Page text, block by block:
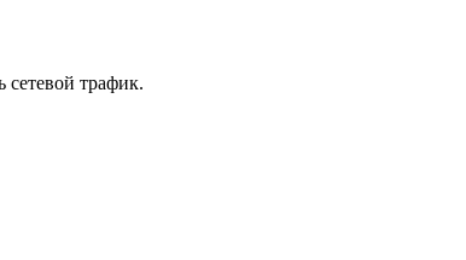
трафик.